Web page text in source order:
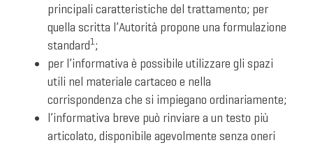
principali caratteristiche del trattamento; per
quella scritta l’Autorità propone una formulazione
standard1;
per l’informativa è possibile utilizzare gli spazi
utili nel materiale cartaceo e nella
corrispondenza che si impiegano ordinariamente;
l’informativa breve può rinviare a un testo più
articolato, disponibile agevolmente senza oneri